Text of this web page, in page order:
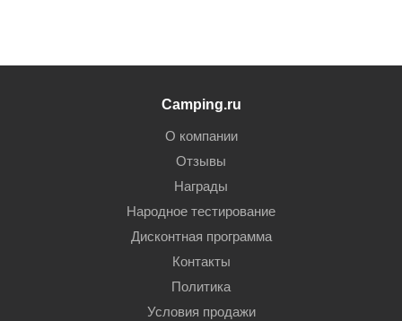
Camping.ru
О компании
Отзывы
Награды
Народное тестирование
Дисконтная программа
Контакты
Политика
Условия продажи